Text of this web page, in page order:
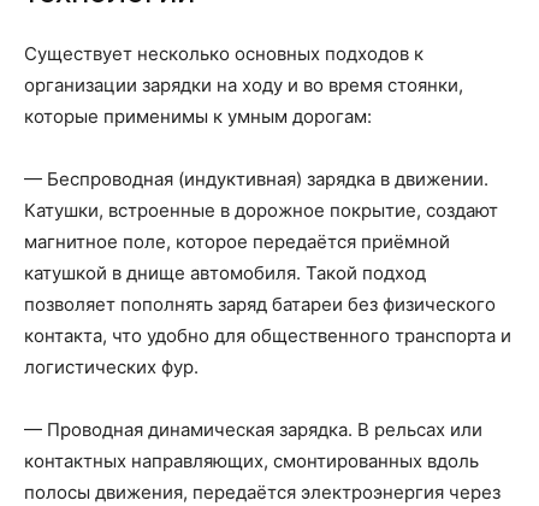
Существует несколько основных подходов к
организации зарядки на ходу и во время стоянки,
которые применимы к умным дорогам:
— Беспроводная (индуктивная) зарядка в движении.
Катушки, встроенные в дорожное покрытие, создают
магнитное поле, которое передаётся приёмной
катушкой в днище автомобиля. Такой подход
позволяет пополнять заряд батареи без физического
контакта, что удобно для общественного транспорта и
логистических фур.
— Проводная динамическая зарядка. В рельсах или
контактных направляющих, смонтированных вдоль
полосы движения, передаётся электроэнергия через